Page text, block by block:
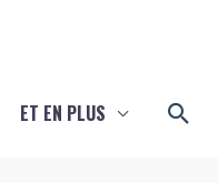
ET EN PLUS